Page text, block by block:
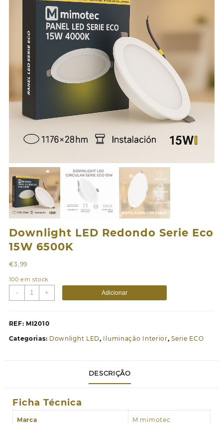
Downlight LED Redondo Serie Eco
15W 6500K
€3,99
100 em stock
-
Quantidade
de
LED
Serie
+ Adicionar
REF: MI2010
Categorias: Downlight LED, Iluminação Interior,Serie ECO
DESCRIÇÃO
Ficha Técnica
Marca M mimotec